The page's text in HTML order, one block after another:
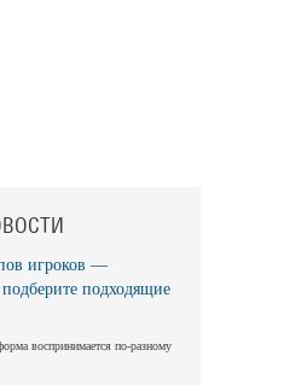
игроков —
подходящие
воспринимается по-разному